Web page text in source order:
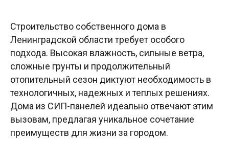
Строительство собственного дома в
Ленинградской области требует особого
подхода. Высокая влажность, сильные ветра,
сложные грунты и продолжительный
отопительный сезон диктуют необходимость в
технологичных, надежных и теплых решениях.
Дома из СИП-панелей идеально отвечают этим
вызовам, предлагая уникальное сочетание
преимуществ для жизни за городом.
на наших объектах